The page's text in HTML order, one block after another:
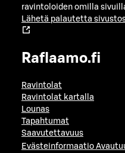
ravintoloiden omilla
Lähetä palautetta
Raflaamo.fi
Ravintolat
Ravintolat kartalla
Lounas
Tapahtumat
Saavutettavuus
Evästeinformaatio